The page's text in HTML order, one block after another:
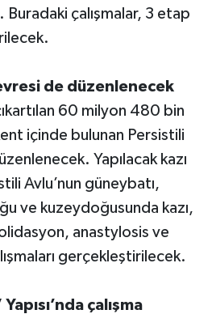
Buradaki çalışmalar, 3 etap
de düzenlenecek
60 milyon 480 bin
içinde bulunan Persistili
Yapılacak kazı
Avlu’nun güneybatı,
ve kuzeydoğusunda kazı,
anastylosis ve
gerçekleştirilecek.
çalışma